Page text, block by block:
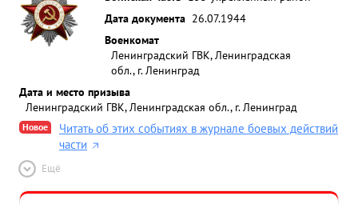
Дата документа 26.07.1944
Военкомат
Ленинградский ГВК, Ленинградская
обл., г. Ленинград
Дата и место призыва
Ленинградский ГВК, Ленинградская обл., г. Ленинград
Новое
Читать об этих событиях в журнале боевых действий
части
Ещё